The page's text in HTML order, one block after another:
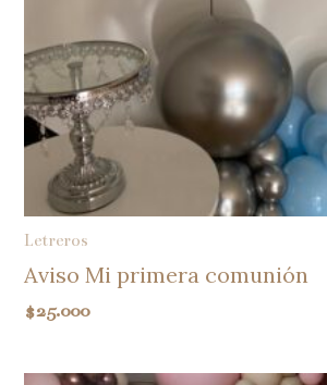
Letreros
Aviso Mi primera comunión
$25.000